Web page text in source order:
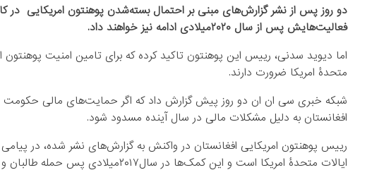
دو روز پس از نشر ‌گزارش‌های مبنی بر احتمال بسته‌شدن پوهنتون امریکایی در
فعالیت‌هایش پس از سال ۲۰۲۰میلادی ادامه نیز خواهند داد.
اما دیوید سدنی، رییس این پوهنتون تاکید کرده که برای تامین امنیت‌ پوهنتون
متحدۀ امریکا ضرورت دارند.
شبکه خبری سی ان ان دو روز پیش گزارش داد که اگر حمایت‌های مالی حکومت
افغانستان به دلیل مشکلات مالی در سال آینده مسدود شود.
رییس پوهنتون امریکایی افغانستان در واکنش به گزارش‌های نشر شده، در
ایالات متحدۀ امریکا است و این کمک‌ها در سال۲۰۱۷میلادی پس حمله طالبان و به هدف تدابیر امنیتی این پوهنتون افزایش یافت.